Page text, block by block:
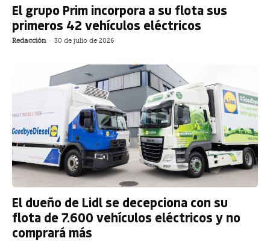
El grupo Prim incorpora a su flota sus
primeros 42 vehículos eléctricos
Redacción - 30 de julio de 2026
El dueño de Lidl se decepciona con su
flota de 7.600 vehículos eléctricos y no
comprará más